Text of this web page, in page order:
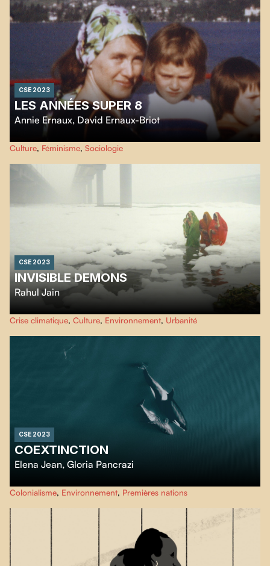
CSE 2023
LES ANNÉES SUPER 8
Annie Ernaux, David Ernaux-Briot
Les films Super 8 pris par l'écrivaineAnnie Ernauxentre 1972 et 1981 sont
des archives familiales, mais aussi le témoignage d’une classe sociale dans la
décennie qui suit 1968.
Culture, Féminisme, Sociologie
CSE 2023
INVISIBLE DEMONS
Rahul Jain
Les conséquences catastrophiques du capitalisme sur la pollution à New
Delhi et son impact sur la santé de ses habitants.
Crise climatique, Culture, Environnement, Urbanité
CSE 2023
COEXTINCTION
Elena Jean,Gloria Pancrazi
Du nord de l'île de Vancouver à la rivière Sanke de l'Oregon, deux cinéastes
passionnées se connectent avec des militants, des dirigeants autochtones et
des scientifiques de renom pour comprendre le sort des orques et trouver
des solutions à nos menaces environnementales les plus pressantes.
Colonialisme, Environnement, Premières nations